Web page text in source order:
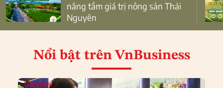
nâng tầm giá trị nông sản Thái
Nguyên
Nổi bật trên VnBusiness